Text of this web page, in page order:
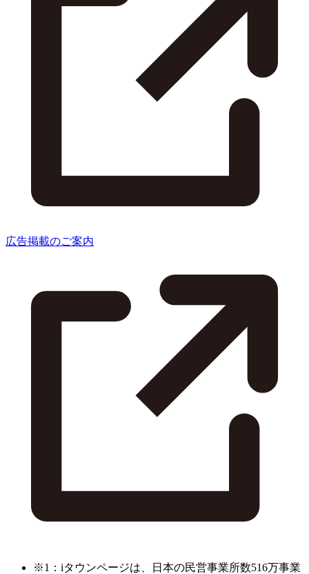
広告掲載のご案内
※1：iタウンページは、日本の民営事業所数516万事業